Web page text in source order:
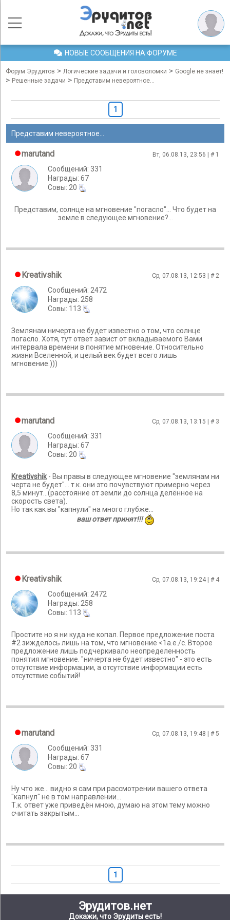
НОВЫЕ СООБЩЕНИЯ НА ФОРУМЕ
Форум Эрудитов > Логические задачи и головоломки > Google не знает!
> Решенные задачи > Представим невероятное...
1
Представим невероятное...
marutand Вт, 06.08.13, 23:56 | # 1
Сообщений: 331
Награды: 67
Cовы: 20
Представим, солнце на мгновение "погасло"… Что будет на
земле в следующее мгновение?…
Kreativshik Ср, 07.08.13, 12:53 | # 2
Сообщений: 2472
Награды: 258
Cовы: 113
Землянам ничерта не будет известно о том, что солнце
погасло. Хотя, тут ответ завист от вкладываемого Вами
интервала времени в понятие мгновение. Относительно
жизни Вселенной, и целый век будет всего лишь
мгновение.)))
marutand Ср, 07.08.13, 13:15 | # 3
Сообщений: 331
Награды: 67
Cовы: 20
Kreativshik- Вы правы в следующее мгновение "землянам ни
черта не будет"... т.к. они это почувствуют примерно через
8,5 минут...(расстояние от земли до солнца делённое на
скорость света).
Но так как вы "капнули" на много глубже...
ваш ответ принят!!!
Kreativshik Ср, 07.08.13, 19:24 | # 4
Сообщений: 2472
Награды: 258
Cовы: 113
Простите но я ни куда не копал. Первое предложение поста
#2 зижделось лишь на том, что мгновение <1а.е./с. Второе
предложение лишь подчеркивало неопределенность
понятия мгновение. "ничерта не будет известно" - это есть
отсутствие информации, а отсутствие информации есть
отсутствие событий!
marutand Ср, 07.08.13, 19:48 | #5
Сообщений: 331
Награды: 67
Cовы: 20
Ну что же... видно я сам при рассмотрении вашего ответа
"капнул" не в том направлении...
Т.к. ответ уже приведён мною, думаю на этом тему можно
считать закрытым...
1
Эрудитов.нет
Докажи, что Эрудиты есть!